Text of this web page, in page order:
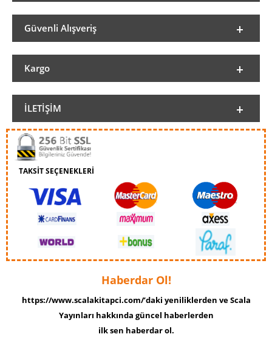
Güvenli Alışveriş
Kargo
İLETIŞIM
TAKSİT SEÇENEKLERİ
Haberdar Ol!
https://www.scalakitapci.com/’daki yeniliklerden ve Scala
Yayınları hakkında güncel haberlerden
ilk sen haberdar ol.